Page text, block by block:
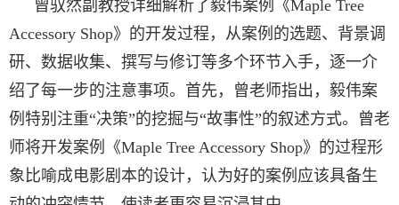
曾驭然副教授详细解析了毅伟案例《Maple Tree
Accessory Shop》的开发过程 ，从案例的选题、背景调
研、数据收集、撰写与修订等多个环节入手，逐一介
绍了每一步的注意事项。首先，曾老师指出，毅伟案
例特别注重“决策”的挖掘与“故事性”的叙述方式。曾老
师将开发案例《Maple Tree Accessory Shop》 的过程形
象比喻成电影剧本的设计，认为好的案例应该具备生